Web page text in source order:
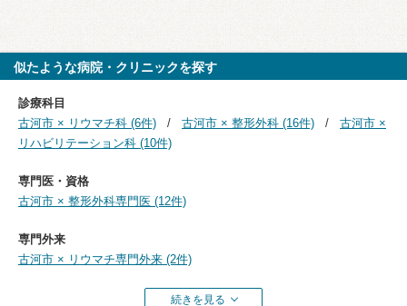
似たような病院・クリニックを探す
診療科目
古河市 × リウマチ科 (6件)
古河市 × 整形外科 (16件)
古河市 ×
リハビリテーション科 (10件)
専門医・資格
古河市 × 整形外科専門医 (12件)
専門外来
古河市 × リウマチ専門外来 (2件)
続きを見る